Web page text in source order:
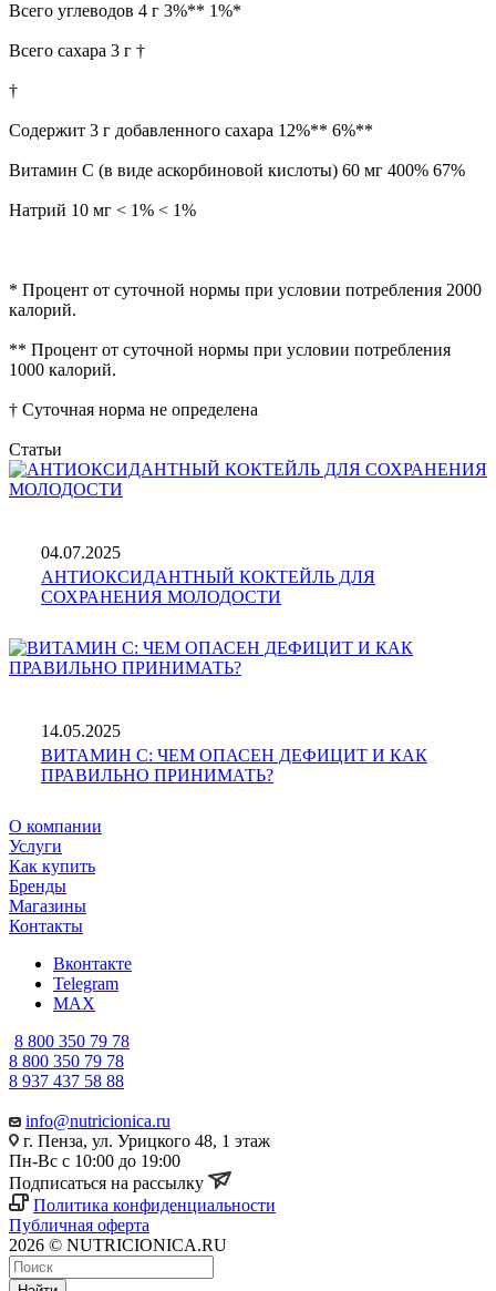
Всего углеводов 4 г 3%** 1%*
Всего сахара 3 г †
†
Содержит 3 г добавленного сахара 12%** 6%**
Витамин C (в виде аскорбиновой кислоты) 60 мг 400% 67%
Натрий 10 мг < 1% < 1%
* Процент от суточной нормы при условии потребления 2000
калорий.
** Процент от суточной нормы при условии потребления
1000 калорий.
† Суточная норма не определена
Статьи
04.07.2025
АНТИОКСИДАНТНЫЙ КОКТЕЙЛЬ ДЛЯ
СОХРАНЕНИЯ МОЛОДОСТИ
14.05.2025
ВИТАМИН С: ЧЕМ ОПАСЕН ДЕФИЦИТ И КАК
ПРАВИЛЬНО ПРИНИМАТЬ?
О компании
Услуги
Как купить
Бренды
Магазины
Контакты
Вконтакте
Telegram
MAX
8 800 350 79 78
8 800 350 79 78
8 937 437 58 88
info@nutricionica.ru
г. Пенза, ул. Урицкого 48, 1 этаж
Пн-Вс с 10:00 до 19:00
Подписаться на рассылку
Политика конфиденциальности
Публичная оферта
2026 © NUTRICIONICA.RU